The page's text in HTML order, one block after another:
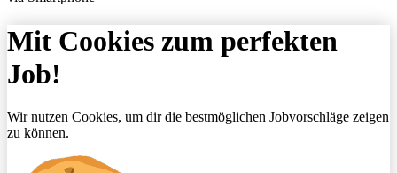
Mit Cookies zum perfekten
Job!
Wir nutzen Cookies, um dir die bestmöglichen Jobvorschläge zeigen
zu können.